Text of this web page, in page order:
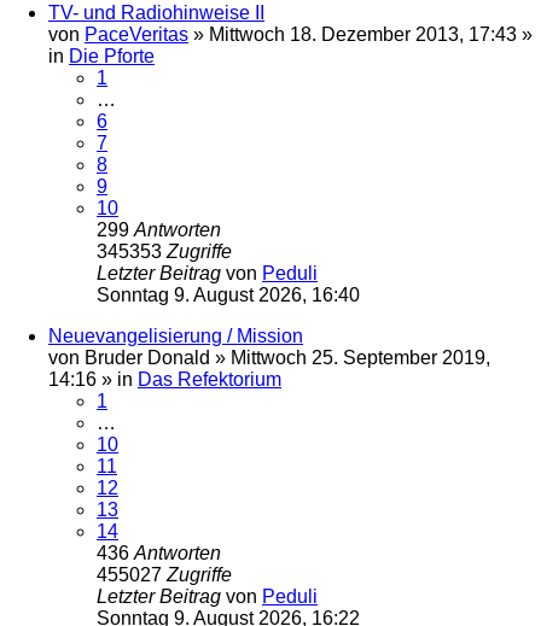
TV- und Radiohinweise II
von PaceVeritas » Mittwoch 18. Dezember 2013, 17:43 »
in Die Pforte
1
…
6
7
8
9
10
299 Antworten
345353 Zugriffe
Letzter Beitrag von Peduli
Sonntag 9. August 2026, 16:40
Neuevangelisierung / Mission
von Bruder Donald » Mittwoch 25. September 2019,
14:16 » in Das Refektorium
1
…
10
11
12
13
14
436 Antworten
455027 Zugriffe
Letzter Beitrag von Peduli
Sonntag 9. August 2026, 16:22